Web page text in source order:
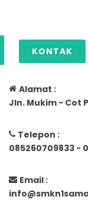
KONTAK
Alamat :
Jln. Mukim - Cot
Telepon :
085260709833 -
Email :